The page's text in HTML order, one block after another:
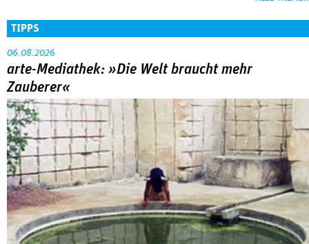
TIPPS
06.08.2026
arte-Mediathek: »Die Welt braucht mehr
Zauberer«